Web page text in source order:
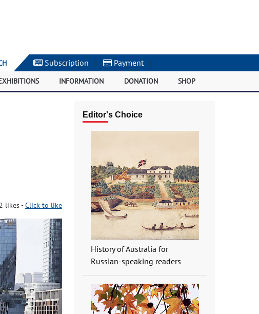
Subscription | Payment |
INFORMATION DONATION SHOP
2 likes-Click to like
Editor's Choice
History of Australia for
Russian-speaking readers